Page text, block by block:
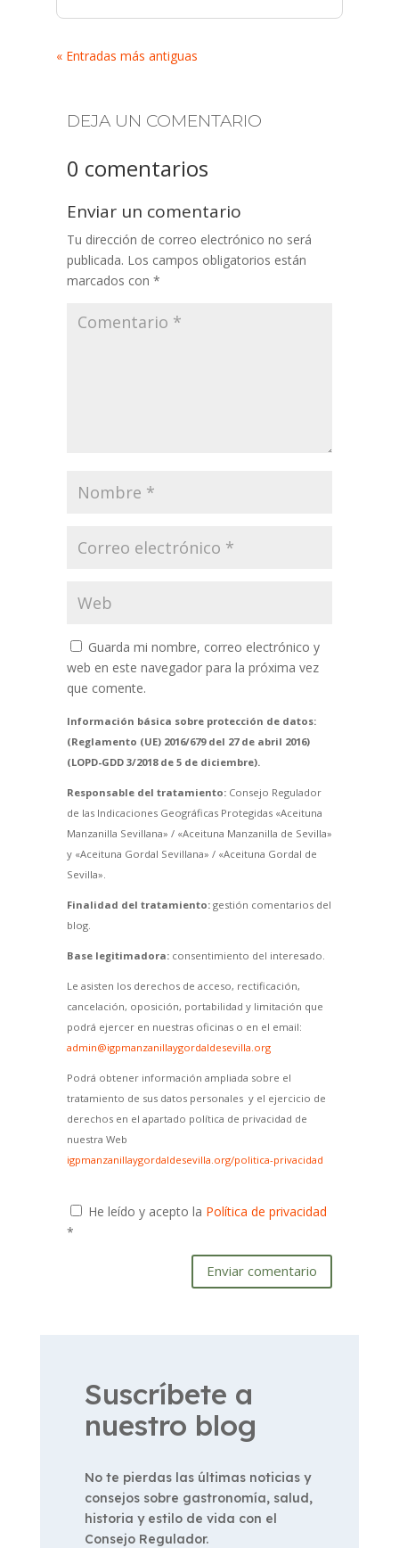
« Entradas más antiguas
DEJA UN COMENTARIO
0 comentarios
Enviar un comentario
Tu dirección de correo electrónico no será
publicada. Los campos obligatorios están
marcados con *
Guarda mi nombre, correo electrónico y
web en este navegador para la próxima vez
que comente.
Información básica sobre protección de datos:
(Reglamento (UE) 2016/679 del 27 de abril 2016)
(LOPD-GDD 3/2018 de 5 de diciembre).
Responsable del tratamiento:Consejo Regulador
de las Indicaciones Geográficas Protegidas «Aceituna
Manzanilla Sevillana» / «Aceituna Manzanilla de Sevilla»
y «Aceituna Gordal Sevillana» / «Aceituna Gordal de
Sevilla».
Finalidad del tratamiento:gestión comentarios del
blog.
Base legitimadora:consentimiento del interesado.
Le asisten los derechos de acceso, rectificación,
cancelación, oposición, portabilidad y limitación que
podrá ejercer en nuestras oficinas o en el email:
admin@igpmanzanillaygordaldesevilla.org
Podrá obtener información ampliada sobre el
tratamiento de sus datos personales y el ejercicio de
derechos en el apartado política de privacidad de
nuestra Web
igpmanzanillaygordaldesevilla.org/politica-privacidad
He leído y acepto la Política de privacidad
*
Enviar comentario
Suscríbete a
nuestro blog
No te pierdas las últimas noticias y
consejos sobre gastronomía, salud,
historia y estilo de vida con el
Consejo Regulador.